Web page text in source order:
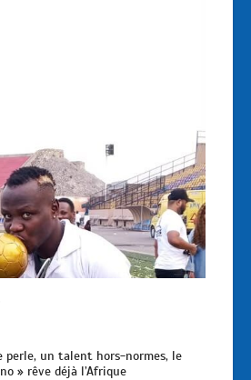
perle, un talent hors-normes, le
» rêve déjà l’Afrique